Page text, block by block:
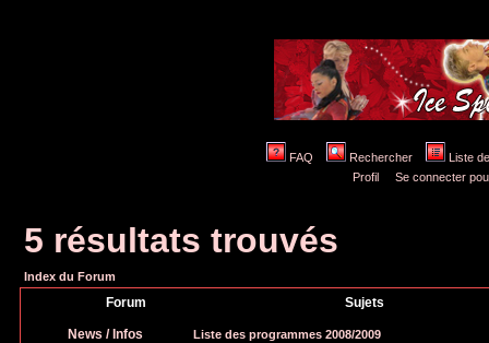
FAQ Rechercher
Liste
Profil
Se connecter
5 résultats trouvés
Index du Forum
Forum Sujets
News / Infos Liste des programmes 2008/2009